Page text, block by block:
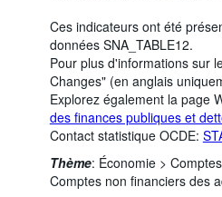
Ces indicateurs ont été
données SNA_TABLE12.
Pour plus d'informations sur
Changes" (en anglais
Explorez également la page
des finances publiques et
Contact statistique OCDE:
Thème: Économie >
Comptes non financiers des